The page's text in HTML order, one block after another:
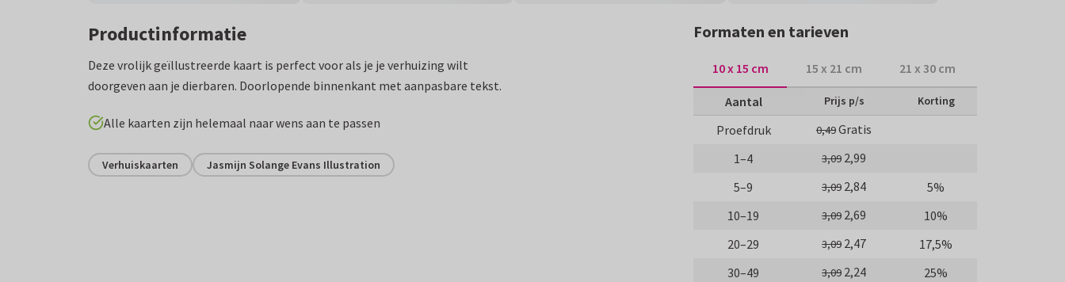
Productinformatie
Deze vrolijk geïllustreerde kaart is perfect voor als je je verhuizing wilt
doorgeven aan je dierbaren. Doorlopende binnenkant met aanpasbare tekst.
Alle kaarten zijn helemaal naar wens aan te passen
Verhuiskaarten Jasmijn Solange Evans Illustration
Formaten en tarieven
10 x 15 cm 15 x 21 cm 21 x 30 cm
Aantal Prijs p/s Korting
Proefdruk 0,49Gratis
1–4
3,09 2,99
5–9
3,09 2,84
5%
10–19
3,09 2,69
10%
20–29
3,09 2,47
17,5%
30–49
3,09 2,24
25%